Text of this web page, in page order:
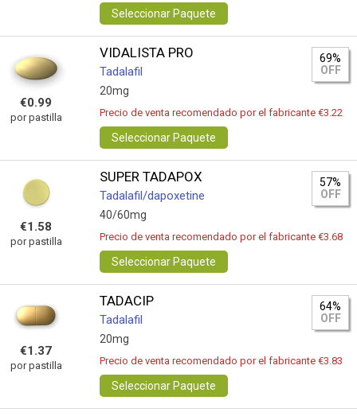
Seleccionar Paquete
€0.99
por pastilla
VIDALISTA PRO
Tadalafil
20mg
69%
OFF
Precio de venta recomendado por el fabricante €3.22
Seleccionar Paquete
€1.58
por pastilla
SUPER TADAPOX
Tadalafil/dapoxetine
40/60mg
57%
OFF
Precio de venta recomendado por el fabricante €3.68
Seleccionar Paquete
€1.37
por pastilla
TADACIP
Tadalafil
20mg
64%
OFF
Precio de venta recomendado por el fabricante €3.83
Seleccionar Paquete